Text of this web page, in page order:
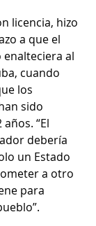
licencia, hizo
a que el
al
cuando
los
sido
“El
debería
un Estado
a otro
para